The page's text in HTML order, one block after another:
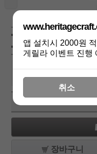
3,800
배송비 :
(조건) !
Carbon Black(793) -
아크릴물감/패브릭물감/
장바구니
앱 설치시 2000원
게릴라 이벤트 진행
취소